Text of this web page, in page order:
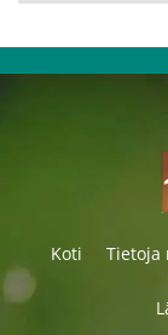
Koti Tietoja